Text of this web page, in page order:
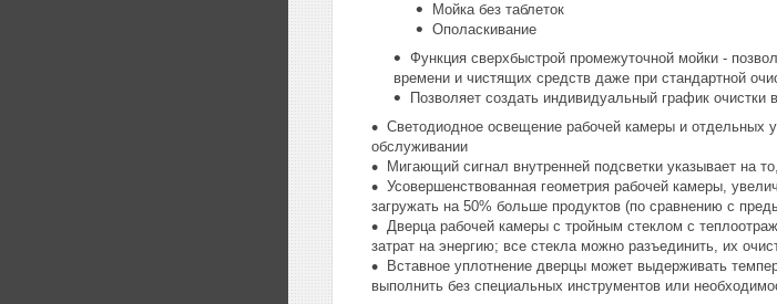
Мойка без таблеток
Ополаскивание
Функция сверхбыстрой промежуточной мойки -
времени и чистящих средств даже при стандартной
Позволяет создать индивидуальный график очистки
Светодиодное освещение рабочей камеры и отдельных
обслуживании
Мигающий сигнал внутренней подсветки указывает на
Усовершенствованная геометрия рабочей камеры,
загружать на 50% больше продуктов (по сравнению с
Дверца рабочей камеры с тройным стеклом с
затрат на энергию; все стекла можно разъединить, их
Вставное уплотнение дверцы может выдерживать
выполнить без специальных инструментов или